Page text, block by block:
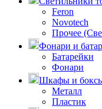
Feron
Novotech
Прочее
Фонари и
Батарейки
Фонари
Шкафы и
Металл
Пластик